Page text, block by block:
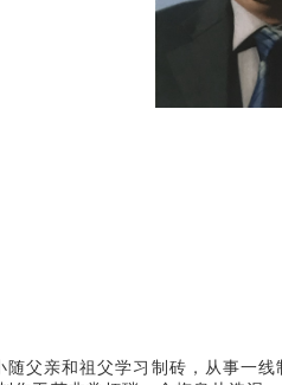
父亲和祖父学习制砖，从事一